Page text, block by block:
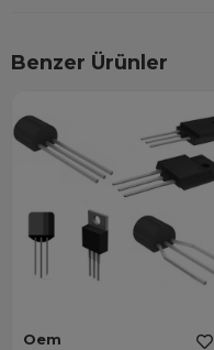
Benzer Ürünler
Oem